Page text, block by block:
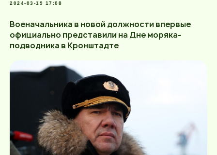
2024-03-19 17:08
Военачальника в новой должности впервые
официально представили на Дне моряка-
подводника в Кронштадте